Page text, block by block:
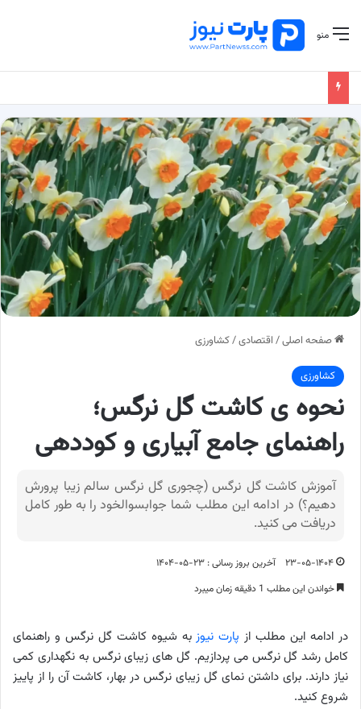
منو
صفحه اصلی/ اقتصادی/کشاورزی
کشاورزی
نحوه ی کاشت گل نرگس؛
راهنمای جامع آبیاری و کوددهی
آموزش کاشت گل نرگس (چجوری گل نرگس سالم زیبا پرورش
دهیم؟) در ادامه این مطلب شما جوابسوالخود را به طور کامل
دریافت می کنید.
۲۳-۰۵-۱۴۰۴
آخرین بروز رسانی : ۲۳-۰۵-۱۴۰۴
خواندن این مطلب 1 دقیقه زمان میبرد
در ادامه این مطلب از پارت نیوزبه شیوه کاشت گل نرگس و راهنمای
کامل رشد گل نرگس می پردازیم. گل های زیبای نرگس به نگهداری کمی
نیاز دارند. برای داشتن نمای گل زیبای نرگس در بهار، کاشت آن را از پاییز
شروع کنید.